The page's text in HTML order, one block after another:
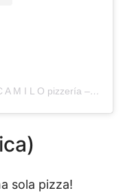
Una publicación compartida de C A M I L O pizzería – gourmet (@camilopizzeriag)
sola pizza!